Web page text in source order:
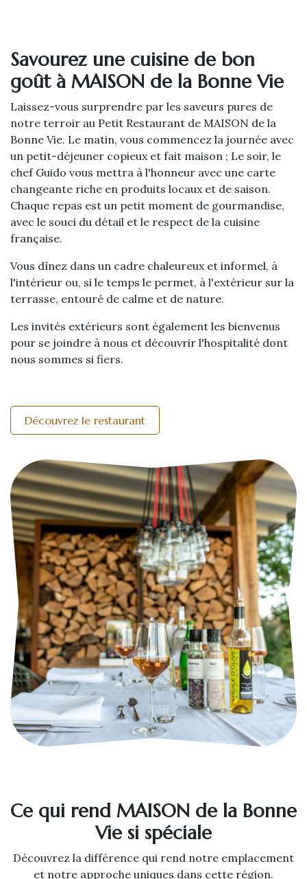
Savourez une cuisine de bon
goût à MAISON de la Bonne Vie
Laissez-vous surprendre par les saveurs pures de
notre terroir au Petit Restaurant de MAISON de la
Bonne Vie. Le matin, vous commencez la journée avec
un petit-déjeuner copieux et fait maison ; Le soir, le
chef Guido vous mettra à l'honneur avec une carte
changeante riche en produits locaux et de saison.
Chaque repas est un petit moment de gourmandise,
avec le souci du détail et le respect de la cuisine
française.
Vous dînez dans un cadre chaleureux et informel, à
l'intérieur ou, si le temps le permet, à l'extérieur sur la
terrasse, entouré de calme et de nature.
Les invités extérieurs sont également les bienvenus
pour se joindre à nous et découvrir l'hospitalité dont
nous sommes si fiers.
Découvrez le restaurant
Ce qui rend MAISON de la Bonne
Vie si spéciale
Découvrez la différence qui rend notre emplacement
et notre approche uniques dans cette région.